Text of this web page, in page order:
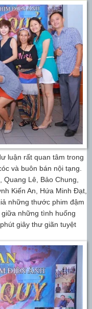
luận rất quan tâm trong
và buôn bán nội tạng.
Lê, Bảo Chung,
Kiến An, Hứa Minh Đạt,
những thước phim đậm
những tình huống
giây thư giãn tuyệt